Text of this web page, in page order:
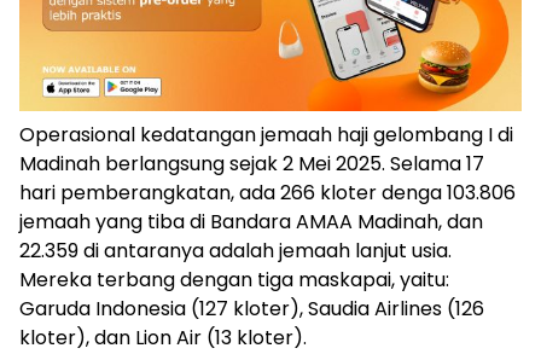
Operasional kedatangan jemaah haji gelombang I di
Madinah berlangsung sejak 2 Mei 2025. Selama 17
hari pemberangkatan, ada 266 kloter denga 103.806
jemaah yang tiba di Bandara AMAA Madinah, dan
22.359 di antaranya adalah jemaah lanjut usia.
Mereka terbang dengan tiga maskapai, yaitu:
Garuda Indonesia (127 kloter), Saudia Airlines (126
kloter), dan Lion Air (13 kloter).